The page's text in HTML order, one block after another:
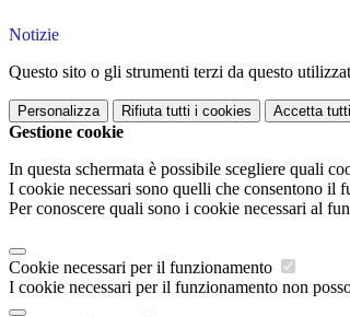
Notizie
Questo sito o gli strumenti terzi da questo
Personalizza Rifiuta tutti i cookies Accetta tutti
Gestione cookie
In questa schermata è possibile scegliere quali
I cookie necessari sono quelli che consentono il
Per conoscere quali sono i cookie necessari al
Cookie necessari per il funzionamento
I cookie necessari per il funzionamento non